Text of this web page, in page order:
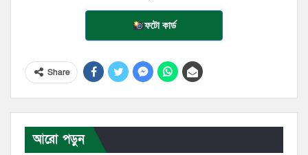
ফটো কার্ড
Share
আরো পড়ুন